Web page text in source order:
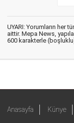
UYARI: Yorumların her
aittir. Mepa News,
600 karakterle (boşluklu)
Anasayfa Künye